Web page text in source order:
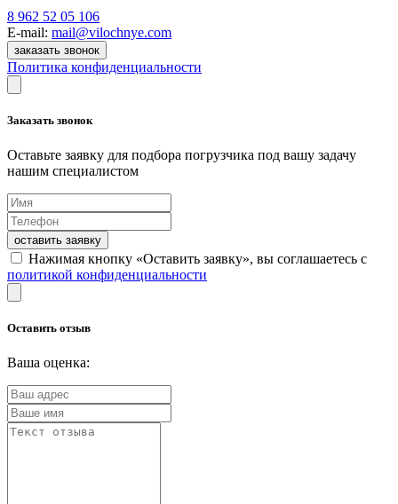
8 962 52 05 106
E-mail: mail@vilochnye.com
заказать звонок
Политика конфиденциальности
Заказать звонок
Оставьте заявку для подбора погрузчика под вашу задачу
нашим специалистом
оставить заявку
Нажимая кнопку «Оставить заявку», вы соглашаетесь с
политикой конфиденциальности
Оставить отзыв
Ваша оценка: